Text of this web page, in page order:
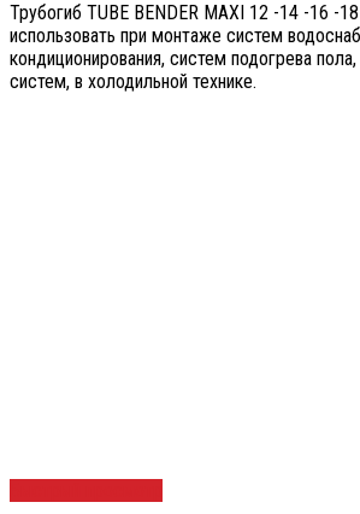
Трубогиб TUBE BENDER MAXI 12 -14 -16 -
использовать при монтаже систем
кондиционирования, систем подогрева
систем, в холодильной технике.